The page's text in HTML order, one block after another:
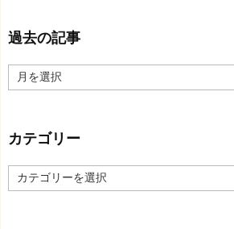
過去の記事
去
事
カテゴリー
カ
テ